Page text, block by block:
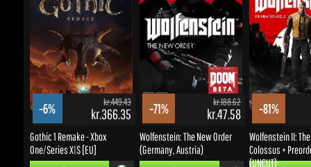
-6% kr.449.43
kr.366.35
Gothic 1 Remake - Xbox
One/Series X|S [EU]
-71% kr.188.62
kr.47.58
Wolfenstein: The New Order
(Germany, Austria)
KÖP NU
-81%
Wolfenstein II: The
Colossus +
(UNCUT)
KÖP NU